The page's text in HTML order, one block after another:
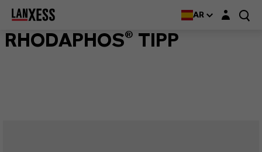
AR Login layer
RHODAPHOS® TIPP